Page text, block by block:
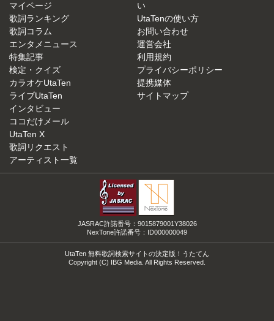
マイページ
歌詞ランキング
歌詞コラム
エンタメニュース
特集記事
検定・クイズ
カラオケUtaTen
ライブUtaTen
インタビュー
ココだけメール
UtaTen X
歌詞リクエスト
アーティスト一覧
い
UtaTenの使い方
お問い合わせ
運営会社
利用規約
プライバシーポリシー
提携媒体
サイトマップ
JASRAC許諾番号：9015879001Y38026
NexTone許諾番号：ID000000049
UtaTen 無料歌詞検索サイトの決定版！うたてん
Copyright (C) IBG Media. All Rights Reserved.